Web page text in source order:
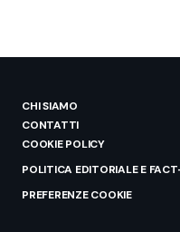
CHI SIAMO
CONTATTI
COOKIE POLICY
POLITICA EDITORIALE E
PREFERENZE COOKIE